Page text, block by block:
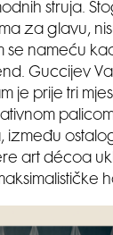
struja.
za glavu,
se nameću
Guccijev
je prije tri
art décoa